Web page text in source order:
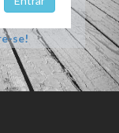
se!